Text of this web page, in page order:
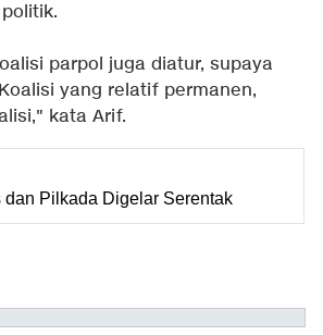
parpol juga diatur, supaya
yang relatif permanen,
kata Arif.
dan Pilkada Digelar Serentak